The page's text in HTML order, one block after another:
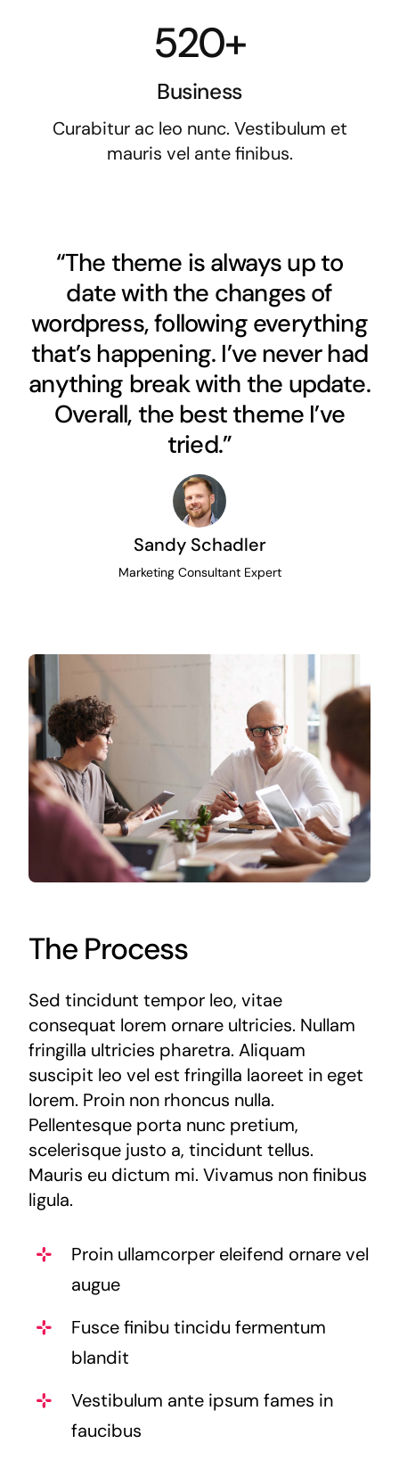
520+
Business
Curabitur ac leo nunc. Vestibulum et
mauris vel ante finibus.
“The theme is always up to
date with the changes of
wordpress, following everything
that’s happening. I’ve never had
anything break with the update.
Overall, the best theme I’ve
tried.”
Sandy Schadler
Marketing Consultant Expert
The Process
Sed tincidunt tempor leo, vitae
consequat lorem ornare ultricies. Nullam
fringilla ultricies pharetra. Aliquam
suscipit leo vel est fringilla laoreet in eget
lorem. Proin non rhoncus nulla.
Pellentesque porta nunc pretium,
scelerisque justo a, tincidunt tellus.
Mauris eu dictum mi. Vivamus non finibus
ligula.
Proin ullamcorper eleifend ornare vel
augue
Fusce finibu tincidu fermentum
blandit
Vestibulum ante ipsum fames in
faucibus